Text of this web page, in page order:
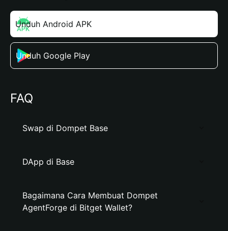
Unduh Android APK
Unduh Google Play
FAQ
Swap di Dompet Base
DApp di Base
Bagaimana Cara Membuat Dompet
AgentForge di Bitget Wallet?